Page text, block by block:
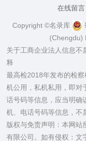
在线留言
Copyright ©名录库
(Chengdu)
关于工商企业法人信息不
释
最高检2018年发布的检
机公用，私机私用，即对
话号码等信息，应当明确
机、电话号码等信息，不
版权与免责声明：本网站
有限公司。如有侵权：文